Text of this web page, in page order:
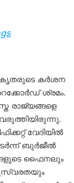
കര്‍ശന
റെക്കോര്‍ഡ് ശ്രമം.
രാജ്യങ്ങളെ
വേദിയില്‍
ബുര്‍ജീല്‍
ഫൈനലും